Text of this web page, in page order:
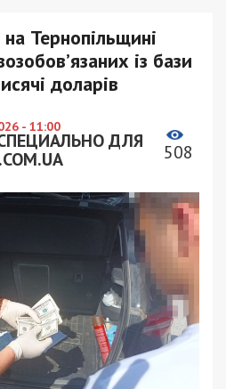
Тернопільщині
із бази
доларів
- 11:00
ДЛЯ
508